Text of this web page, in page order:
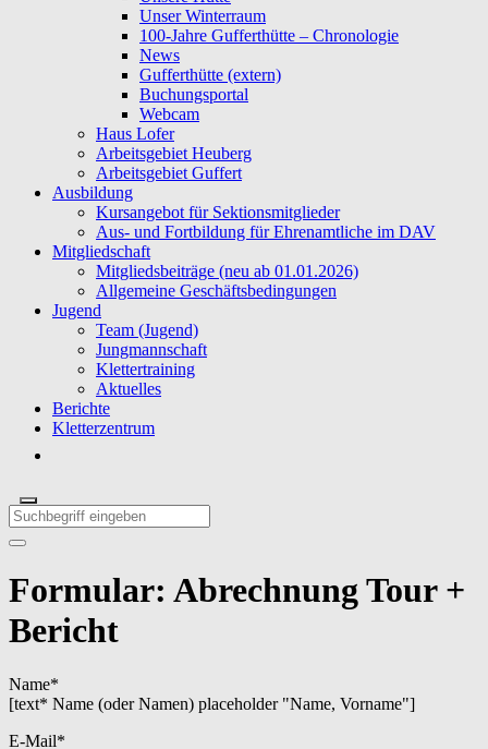
Unser Winterraum
100-Jahre Gufferthütte – Chronologie
News
Gufferthütte (extern)
Buchungsportal
Webcam
Haus Lofer
Arbeitsgebiet Heuberg
Arbeitsgebiet Guffert
Ausbildung
Kursangebot für Sektionsmitglieder
Aus- und Fortbildung für Ehrenamtliche im DAV
Mitgliedschaft
Mitgliedsbeiträge (neu ab 01.01.2026)
Allgemeine Geschäftsbedingungen
Jugend
Team (Jugend)
Jungmannschaft
Klettertraining
Aktuelles
Berichte
Kletterzentrum
Formular: Abrechnung Tour +
Bericht
Name*
[text* Name (oder Namen) placeholder "Name, Vorname"]
E-Mail*